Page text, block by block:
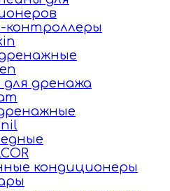
контроллеры
дренажа
кондиционеры